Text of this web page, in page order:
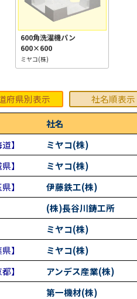
600角洗濯機パン
600×600
ミヤコ(株)
府県別表示
社名順表示
社名
】
ミヤコ(株)
】
ミヤコ(株)
】
伊藤鉄工(株)
(株)長谷川鋳工所
ミヤコ(株)
】
ミヤコ(株)
】
アンデス産業(株)
第一機材(株)